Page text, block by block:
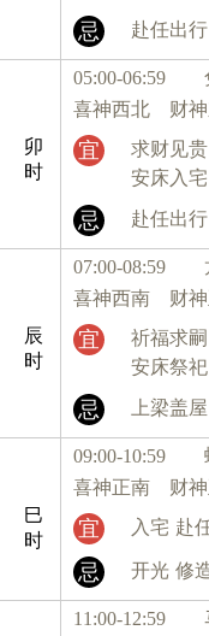
忌 赴任出行
卯
时
05:00-06:59
喜神西北 财神
宜 求财见贵
安床入宅
忌 赴任出行
辰
时
07:00-08:59
喜神西南 财神
宜 祈福求嗣
安床祭祀
忌 上梁盖屋
巳
时
09:00-10:59
喜神正南 财神
宜 入宅 赴
忌 开光 修
11:00-12:59